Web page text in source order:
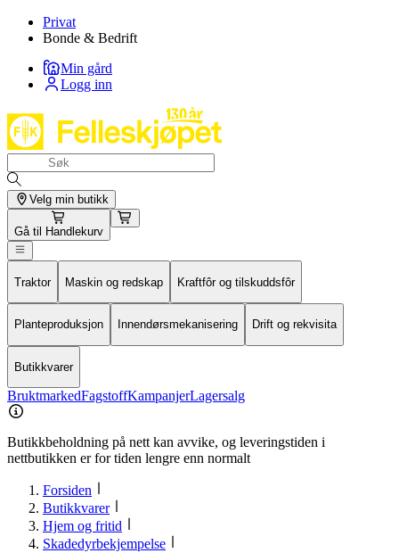
Privat
Bonde & Bedrift
Min gård
Logg inn
Velg min butikk
Gå til Handlekurv
Traktor Maskin og redskap Kraftfôr og tilskuddsfôr
Planteproduksjon Innendørsmekanisering Drift og rekvisita
Butikkvarer
BruktmarkedFagstoffKampanjerLagersalg
Butikkbeholdning på nett kan avvike, og leveringstiden i
nettbutikken er for tiden lengre enn normalt
Forsiden
Butikkvarer
Hjem og fritid
Skadedyrbekjempelse